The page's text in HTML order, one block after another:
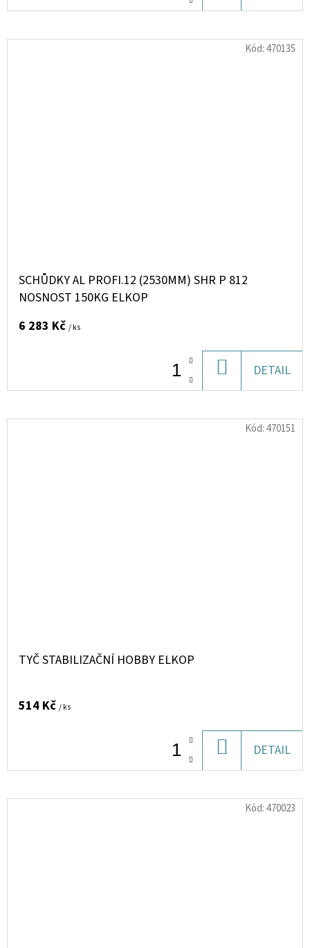
KOŠÍKU
SCHŮDKY AL PROFI.12 (2530MM) SHR P 812
NOSNOST 150KG ELKOP
6 283 Kč / ks
KOŠÍKU
DETAIL
Kód:470135
TYČ STABILIZAČNÍ HOBBY ELKOP
514 Kč / ks
KOŠÍKU
DETAIL
Kód:470151
Kód:470023